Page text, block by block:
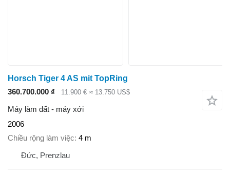
Horsch Tiger 4 AS mit TopRing
360.700.000 ₫
11.900 € ≈ 13.750 US$
Máy làm đất - máy xới
2006
Chiều rộng làm việc 4 m
Đức, Prenzlau